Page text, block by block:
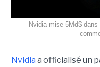
Nvidia mise 5Md$
Nvidia a officialisé un